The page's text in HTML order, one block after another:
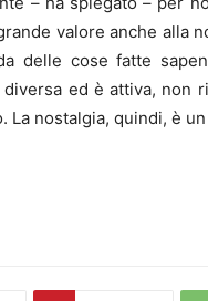
valore anche alla
delle cose fatte
ed è attiva, non
La nostalgia, quindi, è